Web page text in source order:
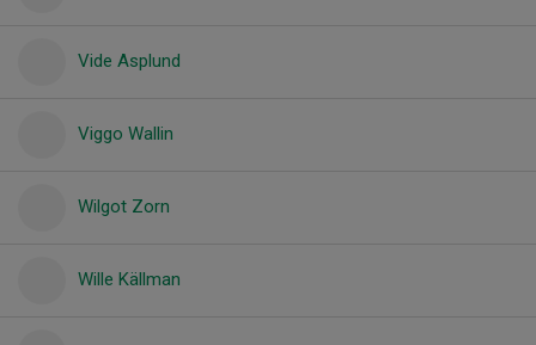
Vide Asplund
Viggo Wallin
Wilgot Zorn
Wille Källman